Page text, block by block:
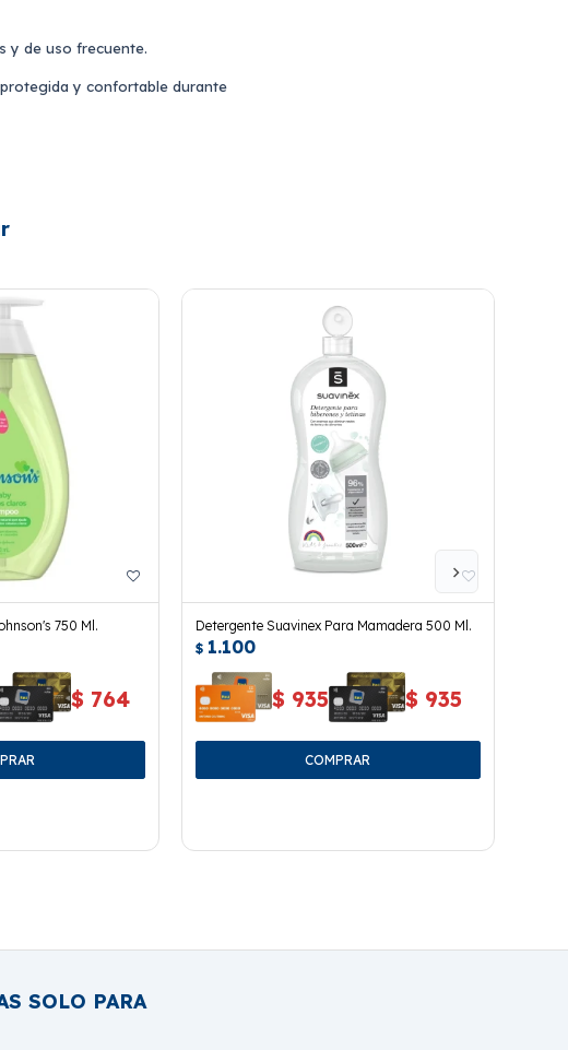
y de uso frecuente.
protegida y confortable durante
750 Ml.
$ 764
Detergente Suavinex Para Mamadera 500 Ml.
$ 1.100
$ 935 $ 935
SOLO PARA